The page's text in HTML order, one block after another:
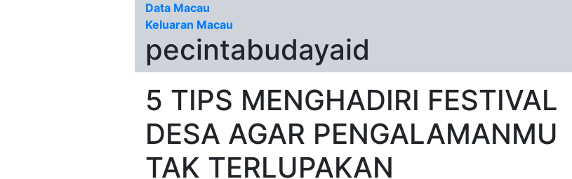
Data Macau
Keluaran Macau
pecintabudayaid
5 TIPS MENGHADIRI FESTIVAL
DESA AGAR PENGALAMANMU
TAK TERLUPAKAN